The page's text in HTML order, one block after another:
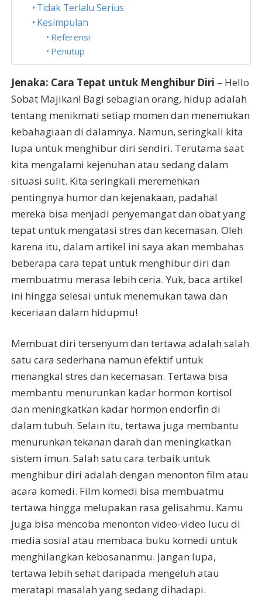
Tidak Terlalu Serius
Kesimpulan
Referensi
Penutup
Jenaka: Cara Tepat untuk Menghibur Diri – Hello
Sobat Majikan! Bagi sebagian orang, hidup adalah
tentang menikmati setiap momen dan menemukan
kebahagiaan di dalamnya. Namun, seringkali kita
lupa untuk menghibur diri sendiri. Terutama saat
kita mengalami kejenuhan atau sedang dalam
situasi sulit. Kita seringkali meremehkan
pentingnya humor dan kejenakaan, padahal
mereka bisa menjadi penyemangat dan obat yang
tepat untuk mengatasi stres dan kecemasan. Oleh
karena itu, dalam artikel ini saya akan membahas
beberapa cara tepat untuk menghibur diri dan
membuatmu merasa lebih ceria. Yuk, baca artikel
ini hingga selesai untuk menemukan tawa dan
keceriaan dalam hidupmu!
Membuat diri tersenyum dan tertawa adalah salah
satu cara sederhana namun efektif untuk
menangkal stres dan kecemasan. Tertawa bisa
membantu menurunkan kadar hormon kortisol
dan meningkatkan kadar hormon endorfin di
dalam tubuh. Selain itu, tertawa juga membantu
menurunkan tekanan darah dan meningkatkan
sistem imun. Salah satu cara terbaik untuk
menghibur diri adalah dengan menonton film atau
acara komedi. Film komedi bisa membuatmu
tertawa hingga melupakan rasa gelisahmu. Kamu
juga bisa mencoba menonton video-video lucu di
media sosial atau membaca buku komedi untuk
menghilangkan kebosananmu. Jangan lupa,
tertawa lebih sehat daripada mengeluh atau
meratapi masalah yang sedang dihadapi.